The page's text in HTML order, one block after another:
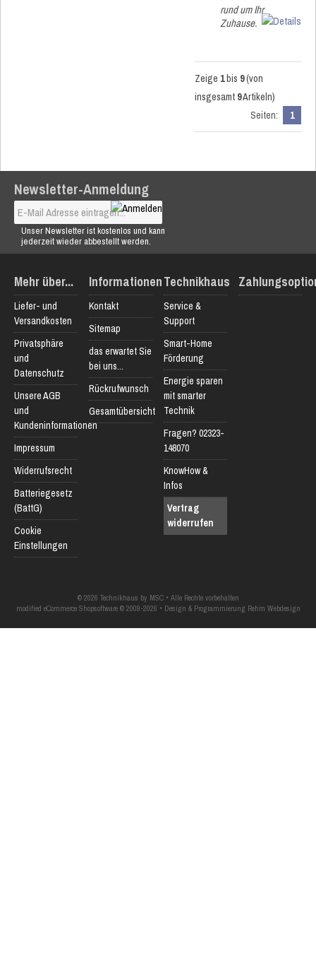
rund um Ihr
Zuhause.
Zeige 1bis 9(von
insgesamt 9Artikeln)
Seiten:
1
Newsletter-Anmeldung
Unser Newsletter ist kostenlos und kann
jederzeit wieder abbestellt werden.
Mehr über...
Liefer- und
Versandkosten
Privatsphäre
und
Datenschutz
Unsere AGB
und
Kundeninformationen
Impressum
Widerrufsrecht
Batteriegesetz
(BattG)
Cookie
Einstellungen
Informationen
Kontakt
Sitemap
das erwartet Sie
bei uns...
Rückrufwunsch
Gesamtübersicht
Technikhaus
Service &
Support
Smart-Home
Förderung
Energie sparen
mit smarter
Technik
Fragen? 02323-
148070
KnowHow &
Infos
Vertrag
widerrufen
© 2026 Technikhaus by MSC • Alle Rechte vorbehalten
modified eCommerce Shopsoftware © 2009-2026 • Design & Programmierung Rehm Webdesign